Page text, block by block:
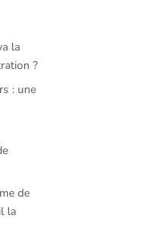
la
?
: une
de
la